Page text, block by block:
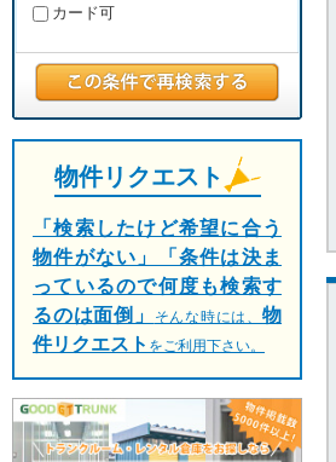
カード可
物件リクエスト
「検索したけど希望に合う
物件がない」「条件は決ま
っているので何度も検索す
るのは面倒」
そんな時には、物
件リクエスト をご利用下さい。